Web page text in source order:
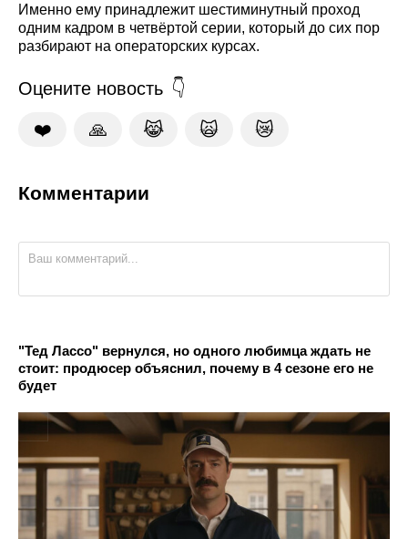
Именно ему принадлежит шестиминутный проход
одним кадром в четвёртой серии, который до сих пор
разбирают на операторских курсах.
Оцените новость
❤️ 🙏 😹 🙀 😿
Комментарии
"Тед Лассо" вернулся, но одного любимца ждать не
стоит: продюсер объяснил, почему в 4 сезоне его не
будет